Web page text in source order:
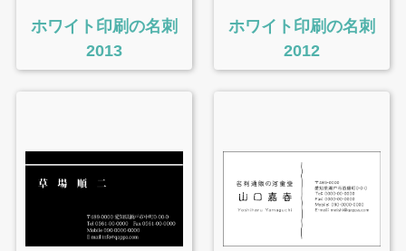
ホワイト印刷の名刺
2013
ホワイト印刷の名刺
2012